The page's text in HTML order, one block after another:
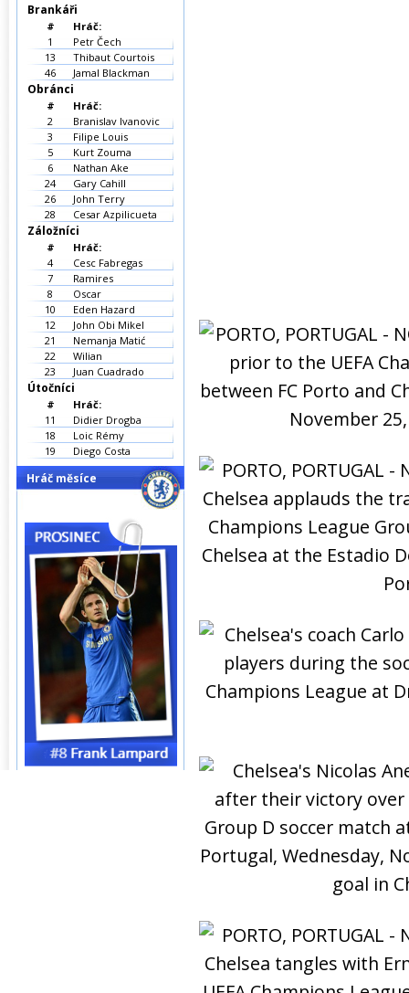
Brankáři
#
Hráč:
1
Petr Čech
13
Thibaut Courtois
46
Jamal Blackman
Obránci
#
Hráč:
2
Branislav Ivanovic
3
Filipe Louis
5
Kurt Zouma
6
Nathan Ake
24
Gary Cahill
26
John Terry
28
Cesar Azpilicueta
Záložníci
#
Hráč:
4
Cesc Fabregas
7
Ramires
8
Oscar
10
Eden Hazard
12
John Obi Mikel
21
Nemanja Matić
22
Wilian
23
Juan Cuadrado
Útočníci
#
Hráč:
11
Didier Drogba
18
Loic Rémy
19
Diego Costa
Hráč měsíce